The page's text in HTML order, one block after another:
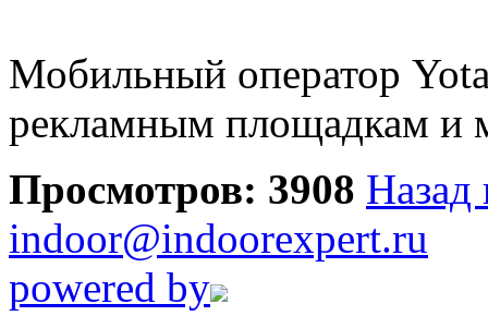
Мобильный оператор
рекламным площадкам и
Просмотров: 3908 Назад
indoor@indoorexpert.ru
powered by